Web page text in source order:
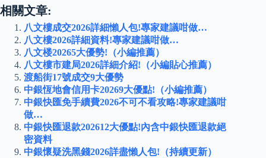
相關文章:
八文樓成交2026詳細懶人包!專家建議咁做…
八文樓2026詳細資料!專家建議咁做…
八文楼20265大優勢!（小編推薦）
八文樓市建局2026詳細介紹!（小編貼心推薦）
渡船街17號成交9大優勢
中銀恆地會信用卡20269大優點!（小編推薦）
中銀快匯免手續費2026不可不看攻略!專家建議咁
做…
中銀快匯退款202612大優點!內含中銀快匯退款絕
密資料
中銀懷疑洗黑錢2026詳盡懶人包!（持續更新）